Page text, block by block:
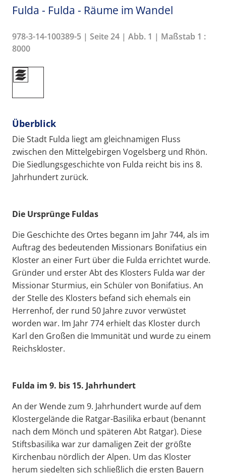
Fulda - Fulda - Räume im Wandel
978-3-14-100389-5 | Seite 24 | Abb. 1 | Maßstab 1 :
8000
Überblick
Die Stadt Fulda liegt am gleichnamigen Fluss
zwischen den Mittelgebirgen Vogelsberg und Rhön.
Die Siedlungsgeschichte von Fulda reicht bis ins 8.
Jahrhundert zurück.
Die Ursprünge Fuldas
Die Geschichte des Ortes begann im Jahr 744, als im
Auftrag des bedeutenden Missionars Bonifatius ein
Kloster an einer Furt über die Fulda errichtet wurde.
Gründer und erster Abt des Klosters Fulda war der
Missionar Sturmius, ein Schüler von Bonifatius. An
der Stelle des Klosters befand sich ehemals ein
Herrenhof, der rund 50 Jahre zuvor verwüstet
worden war. Im Jahr 774 erhielt das Kloster durch
Karl den Großen die Immunität und wurde zu einem
Reichskloster.
Fulda im 9. bis 15. Jahrhundert
An der Wende zum 9. Jahrhundert wurde auf dem
Klostergelände die Ratgar-Basilika erbaut (benannt
nach dem Mönch und späteren Abt Ratgar). Diese
Stiftsbasilika war zur damaligen Zeit der größte
Kirchenbau nördlich der Alpen. Um das Kloster
herum siedelten sich schließlich die ersten Bauern